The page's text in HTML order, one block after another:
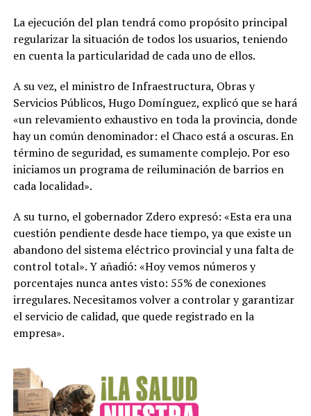
La ejecución del plan tendrá como propósito principal
regularizar la situación de todos los usuarios, teniendo
en cuenta la particularidad de cada uno de ellos.
A su vez, el ministro de Infraestructura, Obras y
Servicios Públicos, Hugo Domínguez, explicó que se hará
«un relevamiento exhaustivo en toda la provincia, donde
hay un común denominador: el Chaco está a oscuras. En
término de seguridad, es sumamente complejo. Por eso
iniciamos un programa de reiluminación de barrios en
cada localidad».
A su turno, el gobernador Zdero expresó: «Esta era una
cuestión pendiente desde hace tiempo, ya que existe un
abandono del sistema eléctrico provincial y una falta de
control total». Y añadió: «Hoy vemos números y
porcentajes nunca antes visto: 55% de conexiones
irregulares. Necesitamos volver a controlar y garantizar
el servicio de calidad, que quede registrado en la
empresa».